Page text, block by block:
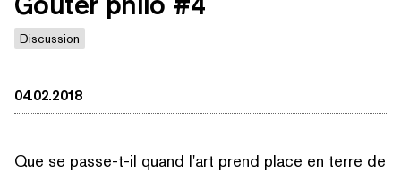
Discussion
04.02.2018
Que se passe-t-il quand l'art prend place en terre de